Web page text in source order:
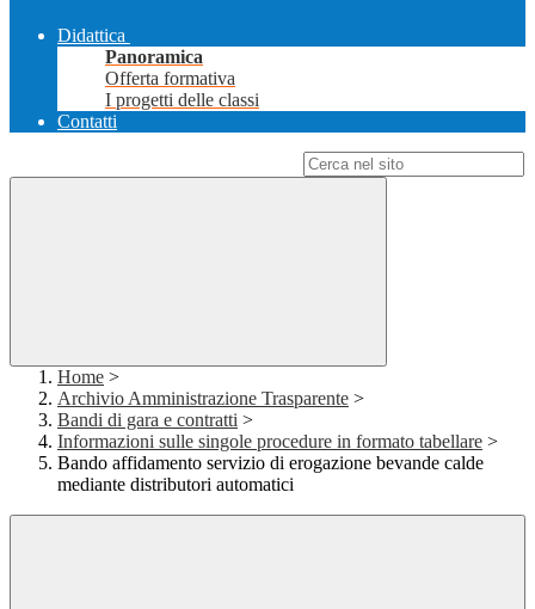
Didattica
Panoramica
Offerta formativa
I progetti delle classi
Contatti
Home >
Archivio Amministrazione Trasparente >
Bandi di gara e contratti >
Informazioni sulle singole procedure in formato tabellare >
Bando affidamento servizio di erogazione bevande calde
mediante distributori automatici